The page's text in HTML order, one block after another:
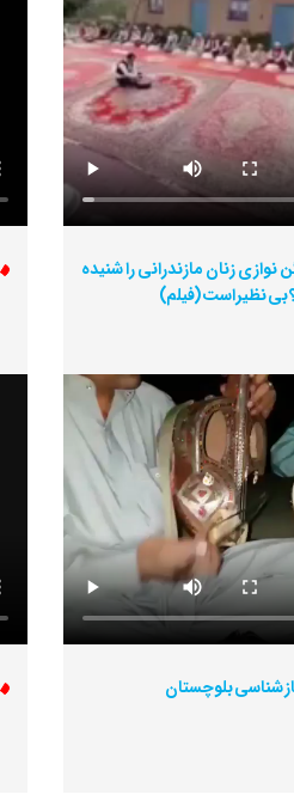
نوازی زنان مازندرانی را شنیده
بی نظیر است (فیلم)
شناسی بلوچستان